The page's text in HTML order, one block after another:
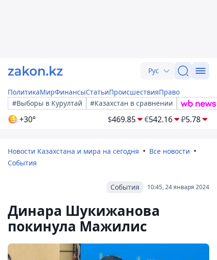
Рус
ПолитикаМирФинансыСтатьиПроисшествияПраво
#Выборы в Курултай
#Казахстан в сравнении
+30° $469.85 €542.16 ₽5.78
Новости Казахстана и мира на сегодня
Все новости
События
10:45, 24 января 2024
События
Динара Шукижанова
покинула Мажилис